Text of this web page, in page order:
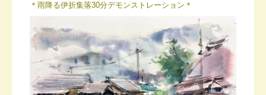
＊雨降る伊折集落30分デモンストレーション＊